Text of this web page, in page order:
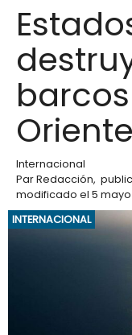
Internacional
ParRedacción,
modificado el 5 mayo
INTERNACIONAL